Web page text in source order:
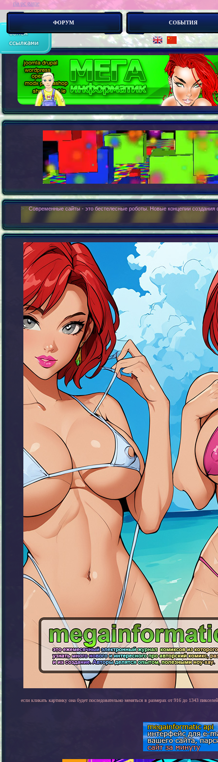
ФОРУМ СОБЫТИЯ
ria pc game
> : Современные сайты - это бестелесные роботы. Новые концепии создания
если кликать картинку она будет последовательно меняться в размерах от 916 до 1343